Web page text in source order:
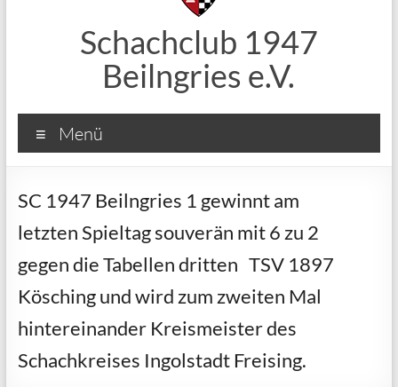
Schachclub 1947
Beilngries e.V.
Menü
SC 1947 Beilngries 1 gewinnt am
letzten Spieltag souverän mit 6 zu 2
gegen die Tabellen dritten TSV 1897
Kösching und wird zum zweiten Mal
hintereinander Kreismeister des
Schachkreises Ingolstadt Freising.